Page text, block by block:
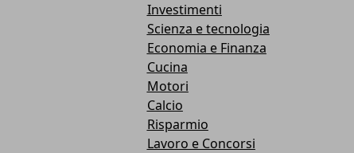
Investimenti
Scienza e tecnologia
Economia e Finanza
Cucina
Motori
Calcio
Risparmio
Lavoro e Concorsi